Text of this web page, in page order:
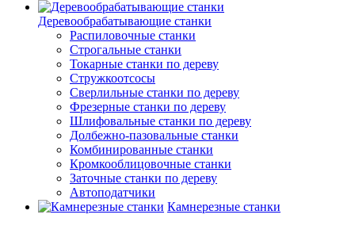
Деревообрабатывающие станки
Распиловочные станки
Строгальные станки
Токарные станки по дереву
Стружкоотсосы
Сверлильные станки по дереву
Фрезерные станки по дереву
Шлифовальные станки по дереву
Долбежно-пазовальные станки
Комбинированные станки
Кромкооблицовочные станки
Заточные станки по дереву
Автоподатчики
Камнерезные станки